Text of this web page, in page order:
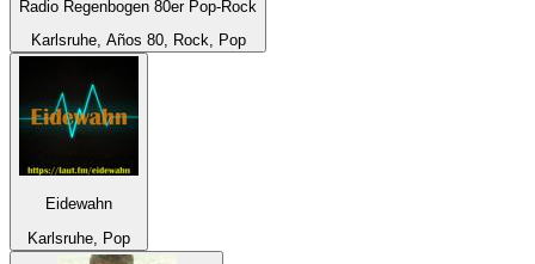
Radio Regenbogen 80er Pop-Rock
Karlsruhe, Años 80, Rock, Pop
Eidewahn
Karlsruhe, Pop